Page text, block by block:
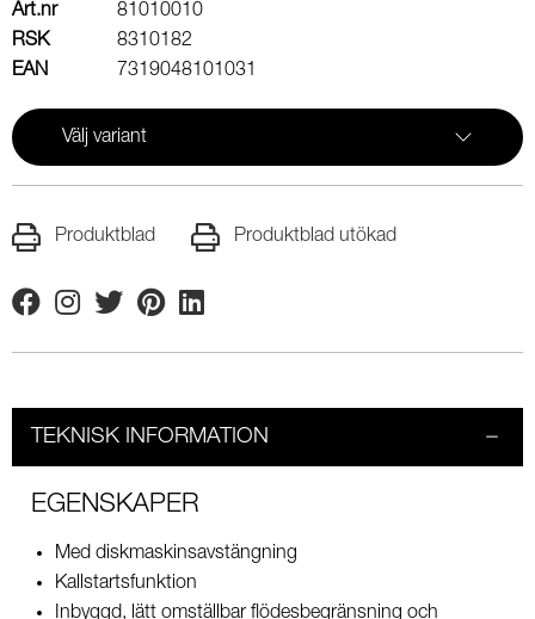
Art.nr
81010010
RSK
8310182
EAN
7319048101031
Välj variant
Produktblad Produktblad utökad
FacebookInstagram
TwitterPinterestLinkedin
TEKNISK INFORMATION
EGENSKAPER
Med diskmaskinsavstängning
Kallstartsfunktion
Inbyggd, lätt omställbar flödesbegränsning och